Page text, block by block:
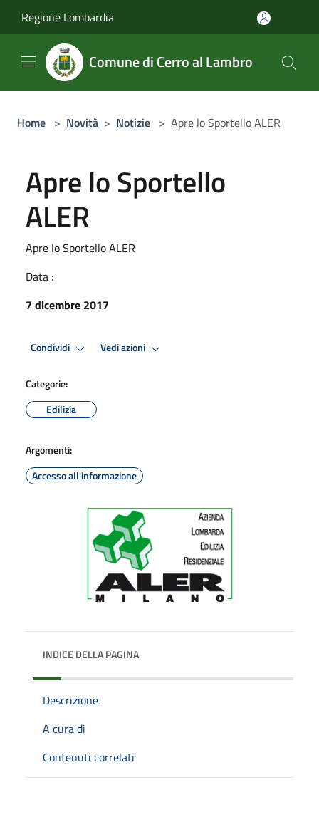
Regione Lombardia
Comune di Cerro al Lambro
Home > Novità > Notizie > Apre lo Sportello ALER
Apre lo Sportello
ALER
Apre lo Sportello ALER
Data :
7 dicembre 2017
Condividi Vedi azioni
Categorie:
Edilizia
Argomenti:
Accesso all'informazione
INDICE DELLA PAGINA
Descrizione
A cura di
Contenuti correlati